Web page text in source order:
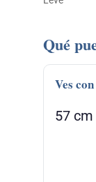
Qué
Ves
57